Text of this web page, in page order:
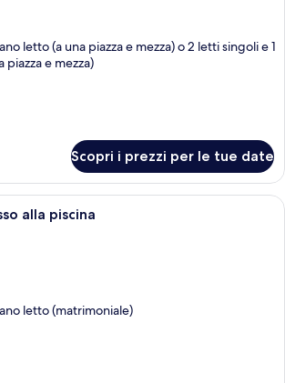
letto (a una piazza e mezza) o 2 letti singoli e 1
piazza e mezza)
Scopri i prezzi per le tue date
Una camera da letto moderna con
alla piscina
letto (matrimoniale)